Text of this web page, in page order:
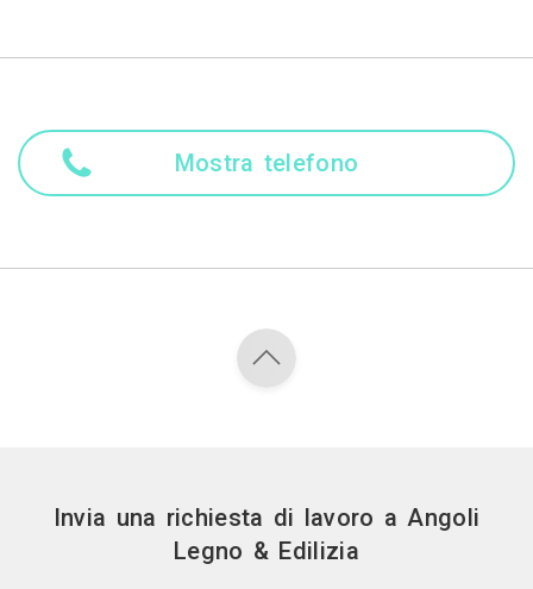
Mostra telefono
Invia una richiesta di lavoro a Angoli
Legno & Edilizia